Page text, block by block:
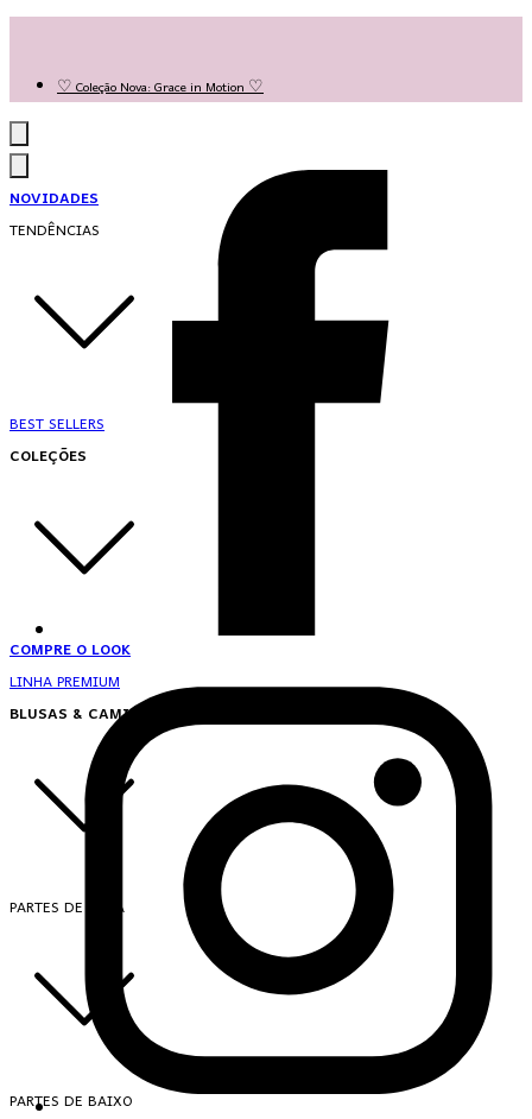
♡ Coleção Nova: Grace in Motion ♡
NOVIDADES
TENDÊNCIAS
BEST SELLERS
COLEÇÕES
COMPRE O LOOK
LINHA PREMIUM
BLUSAS & CAMISAS
PARTES DE CIMA
PARTES DE BAIXO